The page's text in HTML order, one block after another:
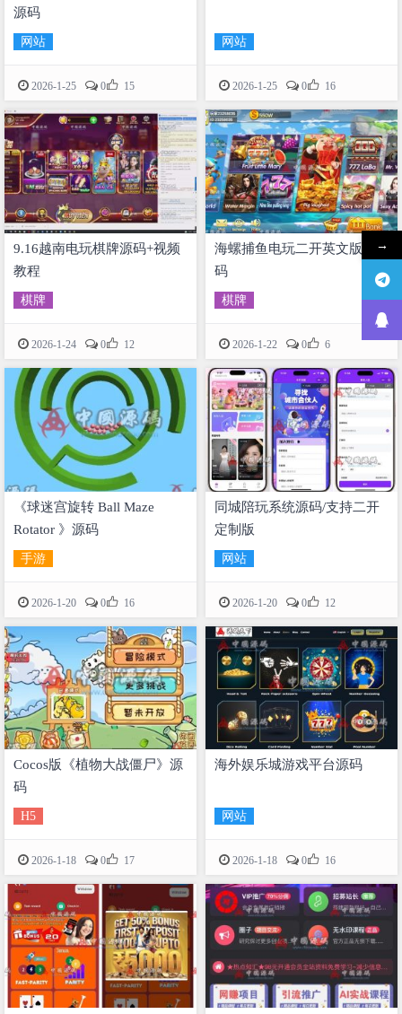
源码
网站
2026-1-25 0 15
网站
2026-1-25 0 16
9.16越南电玩棋牌源码+视频
教程
棋牌
2026-1-24 0 12
海螺捕鱼电玩二开英文版源
码
棋牌
2026-1-22 0 6
《球迷宫旋转 Ball Maze
Rotator 》源码
手游
2026-1-20 0 16
同城陪玩系统源码/支持二开
定制版
网站
2026-1-20 0 12
Cocos版《植物大战僵尸》源
码
H5
2026-1-18 0 17
海外娱乐城游戏平台源码
网站
2026-1-18 0 16
→